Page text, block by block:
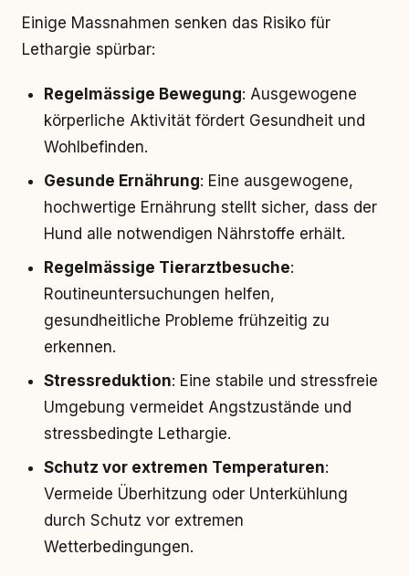
Einige Massnahmen senken das Risiko für
Lethargie spürbar:
Regelmässige Bewegung: Ausgewogene
körperliche Aktivität fördert Gesundheit und
Wohlbefinden.
Gesunde Ernährung: Eine ausgewogene,
hochwertige Ernährung stellt sicher, dass der
Hund alle notwendigen Nährstoffe erhält.
Regelmässige Tierarztbesuche:
Routineuntersuchungen helfen,
gesundheitliche Probleme frühzeitig zu
erkennen.
Stressreduktion: Eine stabile und stressfreie
Umgebung vermeidet Angstzustände und
stressbedingte Lethargie.
Schutz vor extremen Temperaturen:
Vermeide Überhitzung oder Unterkühlung
durch Schutz vor extremen
Wetterbedingungen.